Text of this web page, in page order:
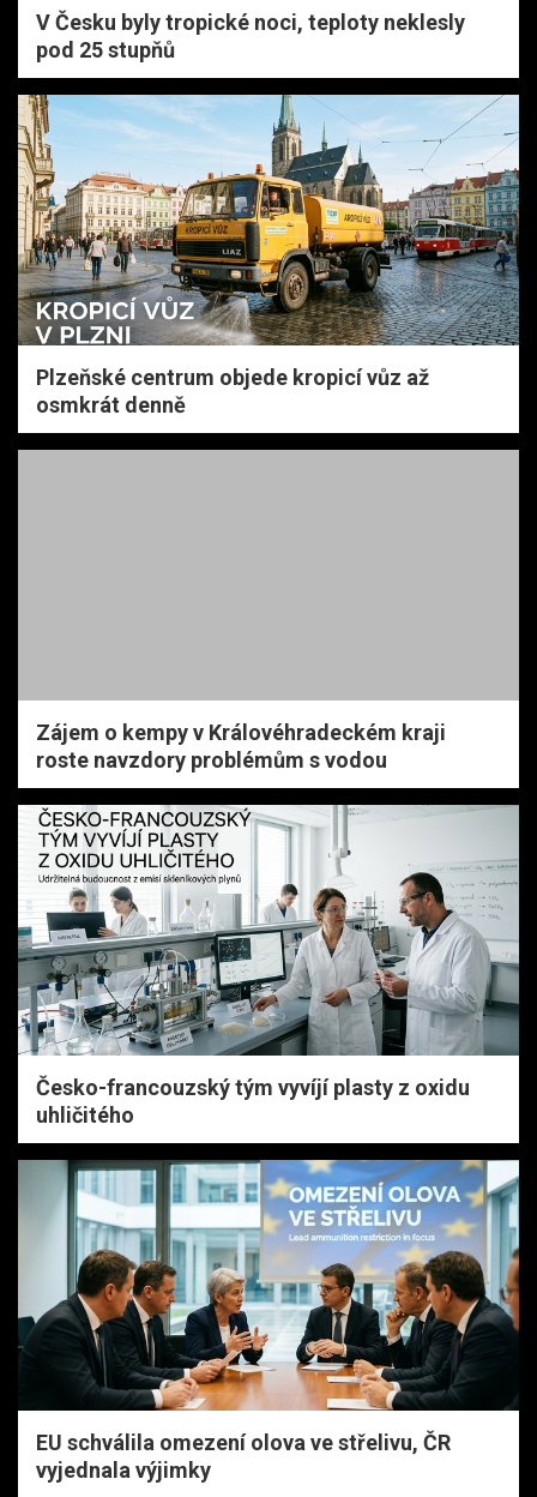
V Česku byly tropické noci, teploty neklesly
pod 25 stupňů
Plzeňské centrum objede kropicí vůz až
osmkrát denně
Zájem o kempy v Královéhradeckém kraji
roste navzdory problémům s vodou
Česko-francouzský tým vyvíjí plasty z oxidu
uhličitého
EU schválila omezení olova ve střelivu, ČR
vyjednala výjimky